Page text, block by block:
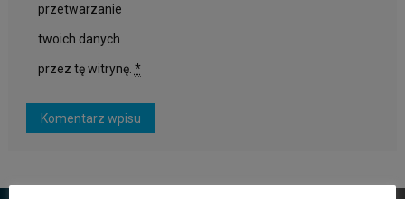
przetwarzanie
twoich danych
przez tę witrynę. *